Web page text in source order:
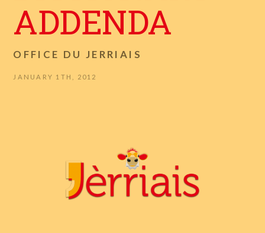
ADDENDA
OFFICE DU JERRIAIS
JANUARY 1TH, 2012